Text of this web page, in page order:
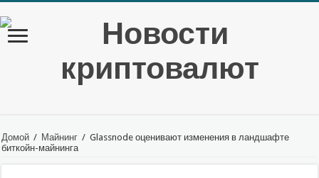
Домой / Майнинг / Glassnode оценивают изменения в ландшафте
биткойн-майнинга